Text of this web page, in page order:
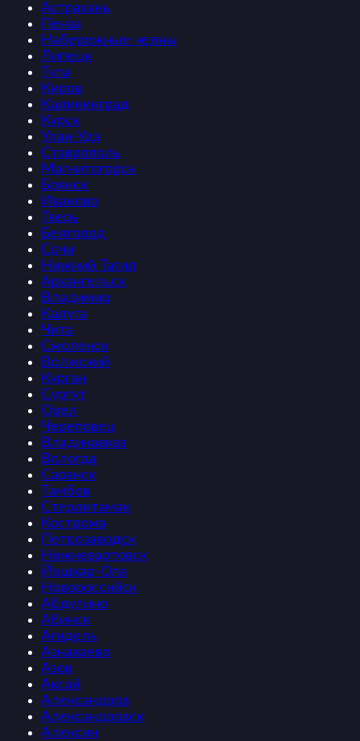
Астрахань
Пенза
Набережные челны
Липецк
Тула
Киров
Калининград
Курск
Улан-Удэ
Ставрополь
Магнитогорск
Брянск
Иваново
Тверь
Белгород
Сочи
Нижний Тагил
Архангельск
Владимир
Калуга
Чита
Смоленск
Волжский
Курган
Сургут
Орел
Череповец
Владикавказ
Вологда
Саранск
Тамбов
Стерлитамак
Кострома
Петрозаводск
Нижневартовск
Йошкар-Ола
Новороссийск
Абдулино
Абинск
Агидель
Азнакаево
Азов
Аксай
Александров
Александровск
Алексин